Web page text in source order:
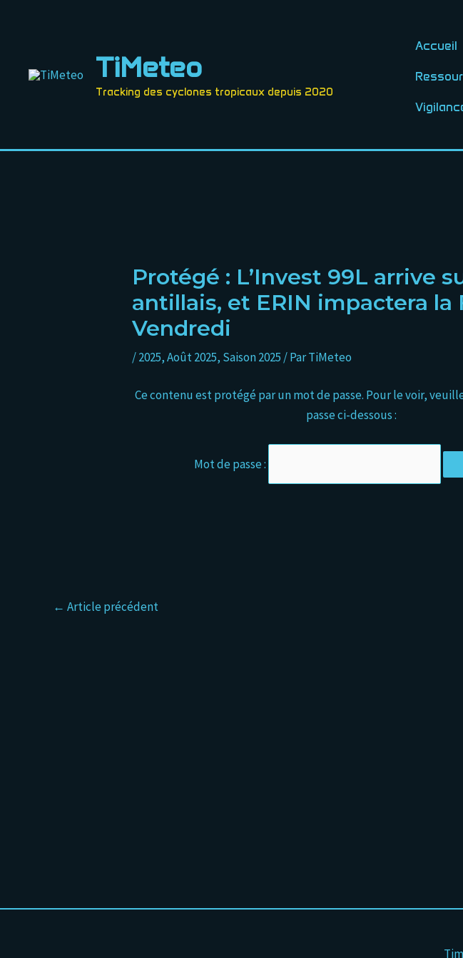
TiMeteo
Tracking des cyclones tropicaux depuis 2020
Accueil
Protégé : L’Invest 99L arrive
antillais, et ERIN impactera la
Vendredi
/2025,Août 2025, Saison 2025 / ParTiMeteo
Ce contenu est protégé par un mot de passe. Pour le voir,
passe ci-dessous :
Mot de passe :
← Article précédent